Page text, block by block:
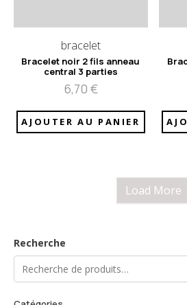
bracelet
Bracelet noir 2 fils anneau
central 3 parties
6,70 €
AJOUTER AU PANIER
Load More
Recherche